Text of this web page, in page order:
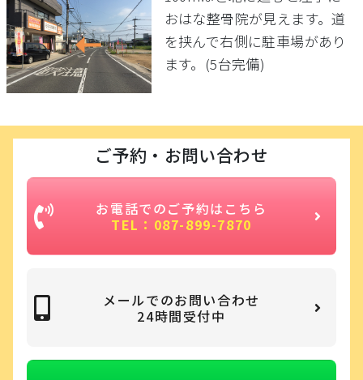
おはな整骨院が見えます。道
を挟んで右側に駐車場があり
ます。(5台完備)
ご予約・お問い合わせ
お電話でのご予約はこちら
TEL：087-899-7870
メールでのお問い合わせ
24時間受付中